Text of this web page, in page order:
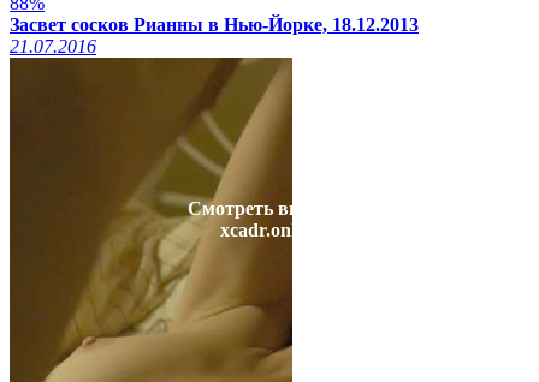
Смотреть видео на
xcadr.online
Засвет сосков Рианны в Нью-Йорке, 18.12.2013
21.07.2016